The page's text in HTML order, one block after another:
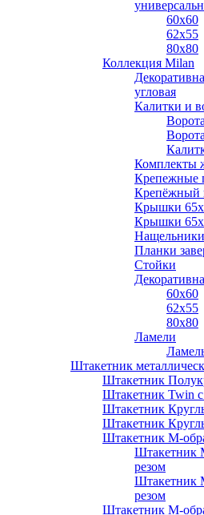
60х60
62х55
80х80
Коллекция Milan
угловая
Калитки и
Комплекты
Крепежные
Крепёжный
Крышки
Крышки
Нащельники
Планки
Стойки
60х60
62х55
80х80
Ламели
Штакетник
Штакетник
Штакетник Twin
Штакетник
Штакетник
Штакетник М-
Штакетник
резом
Штакетник
резом
Штакетник М-